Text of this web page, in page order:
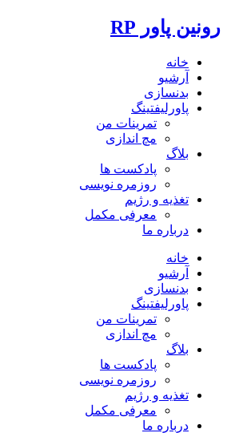
رونین پاور RP
خانه
آرشیو
بدنسازی
پاورلیفتینگ
تمرینات من
مچ اندازی
بلاگ
پادکست ها
روزمره نویسی
تغذیه و رژیم
معرفی مکمل
درباره ما
خانه
آرشیو
بدنسازی
پاورلیفتینگ
تمرینات من
مچ اندازی
بلاگ
پادکست ها
روزمره نویسی
تغذیه و رژیم
معرفی مکمل
درباره ما